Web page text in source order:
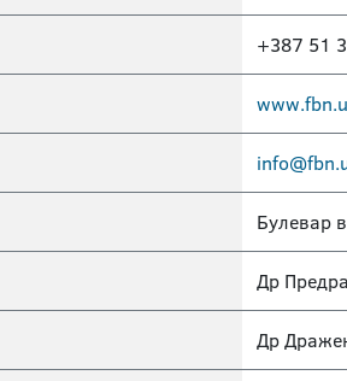
+387 51
Булевар
Др
Др